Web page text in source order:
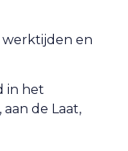
werktijden en
in het
de Laat,